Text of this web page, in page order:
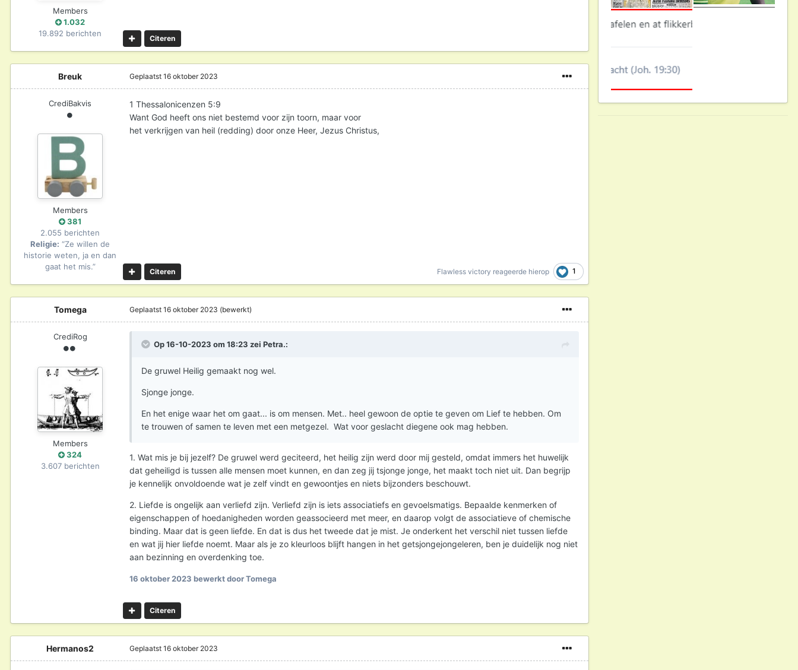
Members
1.032
19.892 berichten
Citeren
Breuk
CrediBakvis
Members
381
2.055 berichten
Religie: “Ze willen de
historie weten, ja en dan
gaat het mis.”
Geplaatst 16 oktober 2023
1 Thessalonicenzen 5:9
Want God heeft ons niet bestemd voor zijn toorn, maar voor
het verkrijgen van heil (redding) door onze Heer, Jezus Christus,
Flawless victory reageerde hierop 1
Citeren
Tomega
CrediRog
Members
324
3.607 berichten
Geplaatst 16 oktober 2023 (bewerkt)
Op 16-10-2023 om 18:23 zei Petra.:
De gruwel Heilig gemaakt nog wel.
Sjonge jonge.
En het enige waar het om gaat... is om mensen. Met.. heel gewoon de optie te geven om Lief te hebben. Om
te trouwen of samen te leven met een metgezel. Wat voor geslacht diegene ook mag hebben.
1. Wat mis je bij jezelf? De gruwel werd geciteerd, het heilig zijn werd door mij gesteld, omdat immers het huwelijk
dat geheiligd is tussen alle mensen moet kunnen, en dan zeg jij tsjonge jonge, het maakt toch niet uit. Dan begrijp
je kennelijk onvoldoende wat je zelf vindt en gewoontjes en niets bijzonders beschouwt.
2. Liefde is ongelijk aan verliefd zijn. Verliefd zijn is iets associatiefs en gevoelsmatigs. Bepaalde kenmerken of
eigenschappen of hoedanigheden worden geassocieerd met meer, en daarop volgt de associatieve of chemische
binding. Maar dat is geen liefde. En dat is dus het tweede dat je mist. Je onderkent het verschil niet tussen liefde
en wat jij hier liefde noemt. Maar als je zo kleurloos blijft hangen in het getsjongejongeleren, ben je duidelijk nog niet
aan bezinning en overdenking toe.
16 oktober 2023 bewerkt door Tomega
Citeren
Hermanos2 Geplaatst 16 oktober 2023